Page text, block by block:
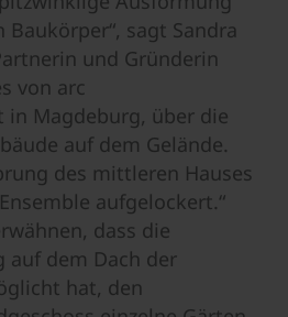
sagt Sandra
und Gründerin
von arc
Magdeburg, über die
auf dem Gelände.
des mittleren Hauses
aufgelockert.“
dass die
auf dem Dach der
hat, den